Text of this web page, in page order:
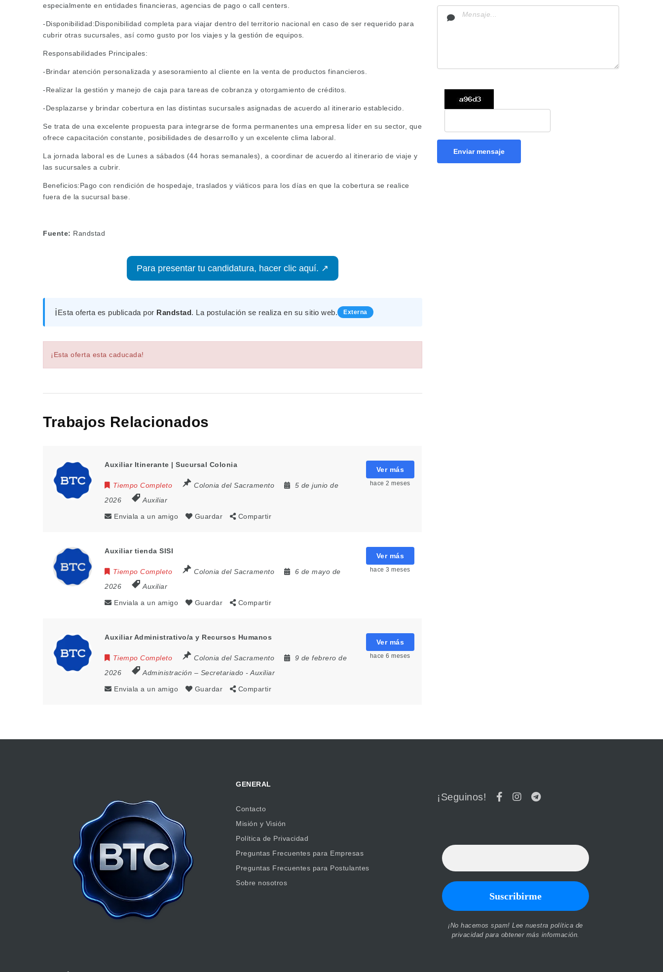
especialmente en entidades financieras, agencias de pago o call centers.
-Disponibilidad:Disponibilidad completa para viajar dentro del territorio nacional en caso de ser requerido para
cubrir otras sucursales, así como gusto por los viajes y la gestión de equipos.
Responsabilidades Principales:
-Brindar atención personalizada y asesoramiento al cliente en la venta de productos financieros.
-Realizar la gestión y manejo de caja para tareas de cobranza y otorgamiento de créditos.
-Desplazarse y brindar cobertura en las distintas sucursales asignadas de acuerdo al itinerario establecido.
Se trata de una excelente propuesta para integrarse de forma permanentes una empresa líder en su sector, que
ofrece capacitación constante, posibilidades de desarrollo y un excelente clima laboral.
La jornada laboral es de Lunes a sábados (44 horas semanales), a coordinar de acuerdo al itinerario de viaje y
las sucursales a cubrir.
Beneficios:Pago con rendición de hospedaje, traslados y viáticos para los días en que la cobertura se realice
fuera de la sucursal base.
Fuente: Randstad
Para presentar tu candidatura, hacer clic aquí. ↗
ℹ️Esta oferta es publicada por Randstad. La postulación se realiza en su sitio web. Externa
¡Esta oferta esta caducada!
Trabajos Relacionados
Auxiliar Itinerante | Sucursal Colonia
Tiempo Completo Colonia del Sacramento
5 de junio de
2026
Auxiliar
Enviala a un amigo Guardar Compartir
Ver más
hace 2 meses
Auxiliar tienda SISI
Tiempo Completo Colonia del Sacramento
6 de mayo de
2026
Auxiliar
Enviala a un amigo Guardar Compartir
Ver más
hace 3 meses
Auxiliar Administrativo/a y Recursos Humanos
Tiempo Completo Colonia del Sacramento
9 de febrero de
2026
Administración – Secretariado - Auxiliar
Enviala a un amigo Guardar Compartir
Ver más
hace 6 meses
Enviar mensaje
GENERAL
Contacto
Misión y Visión
Política de Privacidad
Preguntas Frecuentes para Empresas
Preguntas Frecuentes para Postulantes
Sobre nosotros
¡Seguinos!
¡No hacemos spam! Lee nuestrapolítica de
privacidadpara obtener más información.